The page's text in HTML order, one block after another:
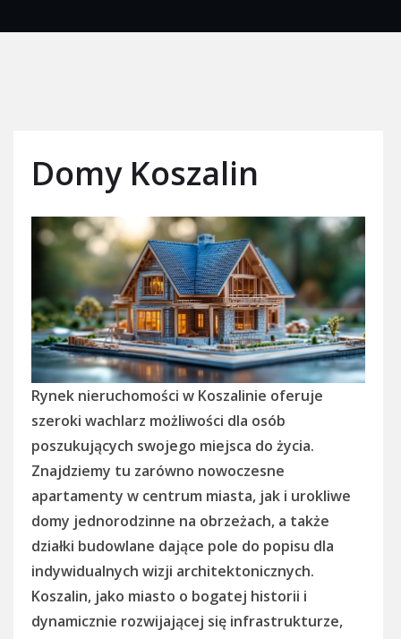
Domy Koszalin
Rynek nieruchomości w Koszalinie oferuje
szeroki wachlarz możliwości dla osób
poszukujących swojego miejsca do życia.
Znajdziemy tu zarówno nowoczesne
apartamenty w centrum miasta, jak i urokliwe
domy jednorodzinne na obrzeżach, a także
działki budowlane dające pole do popisu dla
indywidualnych wizji architektonicznych.
Koszalin, jako miasto o bogatej historii i
dynamicznie rozwijającej się infrastrukturze,